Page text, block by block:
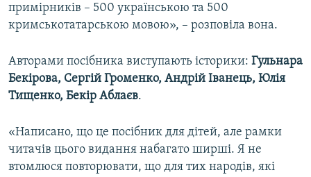
примірників – 500 українською та 500
кримськотатарською мовою», – розповіла вона.
Авторами посібника виступають історики: Гульнара
Бекірова, Сергій Громенко, Андрій Іванець, Юлія
Тищенко, Бекір Аблаєв.
«Написано, що це посібник для дітей, але рамки
читачів цього видання набагато ширші. Я не
втомлюся повторювати, що для тих народів, які